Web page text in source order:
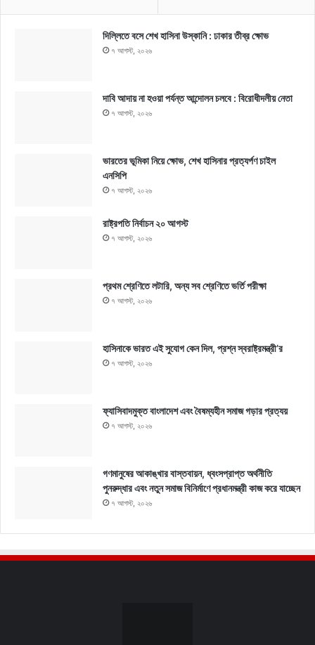
দিল্লিতে বসে শেখ হাসিনা উস্কানি : ঢাকার তীব্র ক্ষোভ
৭ আগস্ট, ২০২৬
দাবি আদায় না হওয়া পর্যন্ত আন্দোলন চলবে : বিরোধীদলীয় নেতা
৭ আগস্ট, ২০২৬
ভারতের ভূমিকা নিয়ে ক্ষোভ, শেখ হাসিনার প্রত্যর্পণ চাইল
এনসিপি
৭ আগস্ট, ২০২৬
রাষ্ট্রপতি নির্বাচন ২০ আগস্ট
৭ আগস্ট, ২০২৬
প্রথম শ্রেণিতে লটারি, অন্য সব শ্রেণিতে ভর্তি পরীক্ষা
৭ আগস্ট, ২০২৬
হাসিনাকে ভারত এই সুযোগ কেন দিল, প্রশ্ন স্বরাষ্ট্রমন্ত্রী’র
৭ আগস্ট, ২০২৬
ফ্যাসিবাদমুক্ত বাংলাদেশ এবং বৈষম্যহীন সমাজ গড়ার প্রত্যয়
৭ আগস্ট, ২০২৬
গণমানুষের আকাঙ্খার বাস্তবায়ন, ধ্বংসপ্রাপ্ত অর্থনীতি
পুনরুদ্ধার এবং নতুন সমাজ বিনির্মাণে প্রধানমন্ত্রী কাজ করে যাচ্ছেন
৭ আগস্ট, ২০২৬